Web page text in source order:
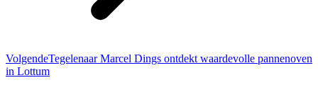
VolgendeVolgend
bericht
Tegelenaar Marcel Dings ontdekt waardevolle pannenoven
in Lottum